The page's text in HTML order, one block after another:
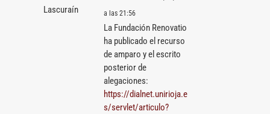
a las 21:56
La Fundación Renovatio
ha publicado el recurso
de amparo y el escrito
posterior de
alegaciones:
https://dialnet.unirioja.e
s/servlet/articulo?